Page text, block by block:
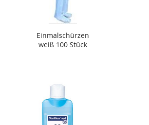
Einmalschürzen
weiß 100 Stück